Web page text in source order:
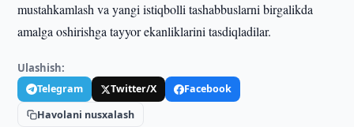
mustahkamlash va yangi istiqbolli tashabbuslarni birgalikda
amalga oshirishga tayyor ekanliklarini tasdiqladilar.
Ulashish:
Telegram Twitter/X
Facebook
Havolani nusxalash